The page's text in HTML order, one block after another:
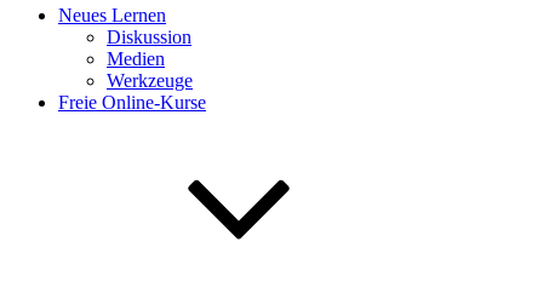
Neues Lernen
Diskussion
Medien
Werkzeuge
Freie Online-Kurse